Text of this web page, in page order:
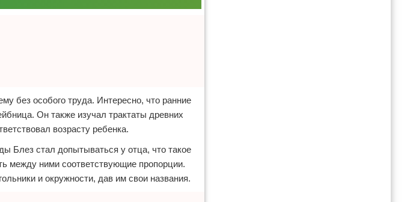
без особого труда. Интересно, что ранние
Он также изучал трактаты древних
возрасту ребенка.
Блез стал допытываться у отца, что такое
между ними соответствующие пропорции.
и окружности, дав им свои названия.